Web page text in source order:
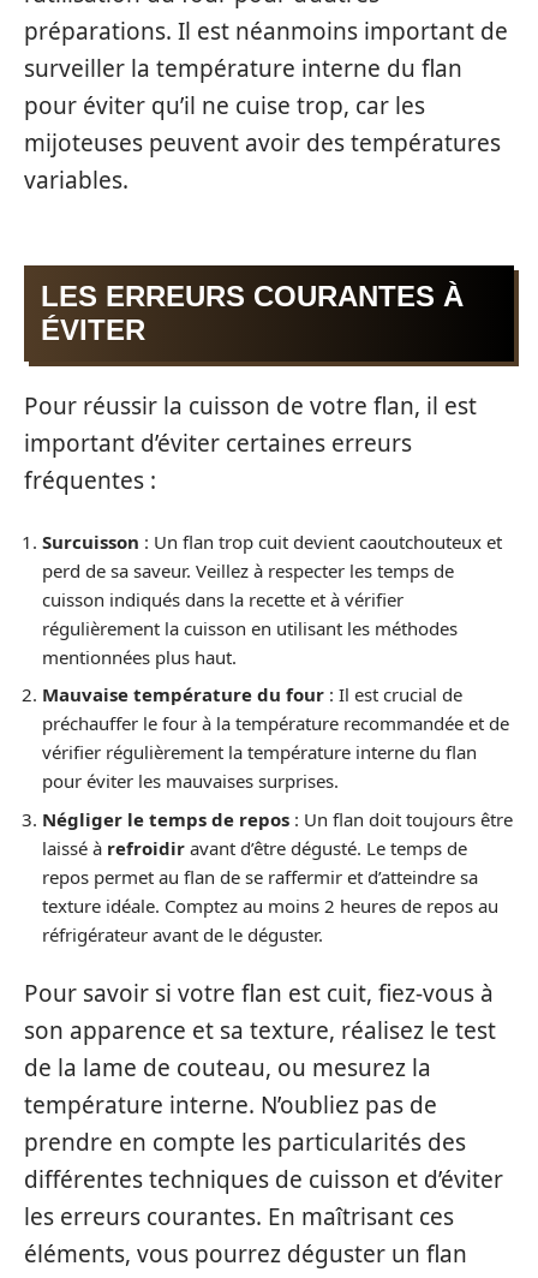
préparations. Il est néanmoins important de
surveiller la température interne du flan
pour éviter qu’il ne cuise trop, car les
mijoteuses peuvent avoir des températures
variables.
LES ERREURS COURANTES À
ÉVITER
Pour réussir la cuisson de votre flan, il est
important d’éviter certaines erreurs
fréquentes :
Surcuisson : Un flan trop cuit devient caoutchouteux et
perd de sa saveur. Veillez à respecter les temps de
cuisson indiqués dans la recette et à vérifier
régulièrement la cuisson en utilisant les méthodes
mentionnées plus haut.
Mauvaise température du four : Il est crucial de
préchauffer le four à la température recommandée et de
vérifier régulièrement la température interne du flan
pour éviter les mauvaises surprises.
Négliger le temps de repos : Un flan doit toujours être
laissé à refroidir avant d’être dégusté. Le temps de
repos permet au flan de se raffermir et d’atteindre sa
texture idéale. Comptez au moins 2 heures de repos au
réfrigérateur avant de le déguster.
Pour savoir si votre flan est cuit, fiez-vous à
son apparence et sa texture, réalisez le test
de la lame de couteau, ou mesurez la
température interne. N’oubliez pas de
prendre en compte les particularités des
différentes techniques de cuisson et d’éviter
les erreurs courantes. En maîtrisant ces
éléments, vous pourrez déguster un flan